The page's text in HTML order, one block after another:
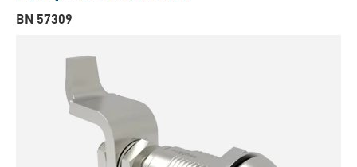
BN 57309